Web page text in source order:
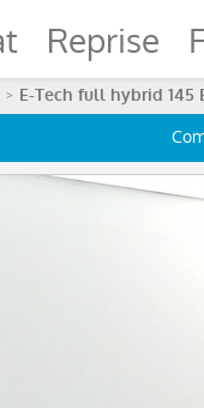
Reprise
E-Tech full hybrid 145